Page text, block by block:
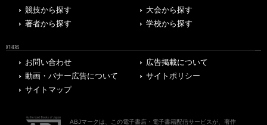
競技から探す
大会から探す
著者から探す
学校から探す
OTHERS
お問い合わせ
広告掲載について
動画・バナー広告について
サイトポリシー
サイトマップ
ABJマークは、この電子書店・電子書籍配信サービスが、著作